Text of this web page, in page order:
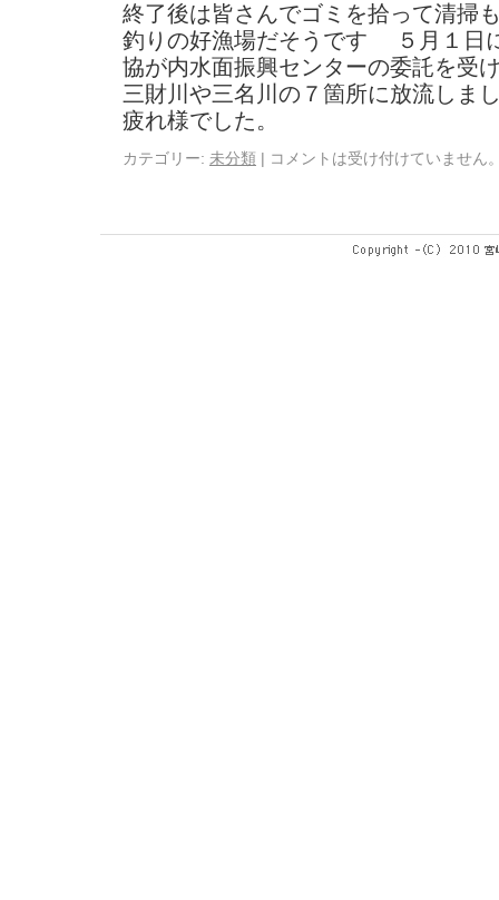
終了後は皆さんでゴミを拾って
釣りの好漁場だそうです ５月１日
協が内水面振興センターの委託を受
三財川や三名川の７箇所に放流し
疲れ様でした
カテゴリー: 未分類 | コメントは受け付けていません